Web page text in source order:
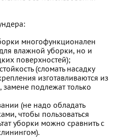
многофункционален
влажной уборки, но и
поверхностей);
(сломать насадку
изготавливаются из
подлежат только
(не надо обладать
чтобы пользоваться
уборки можно сравнить с